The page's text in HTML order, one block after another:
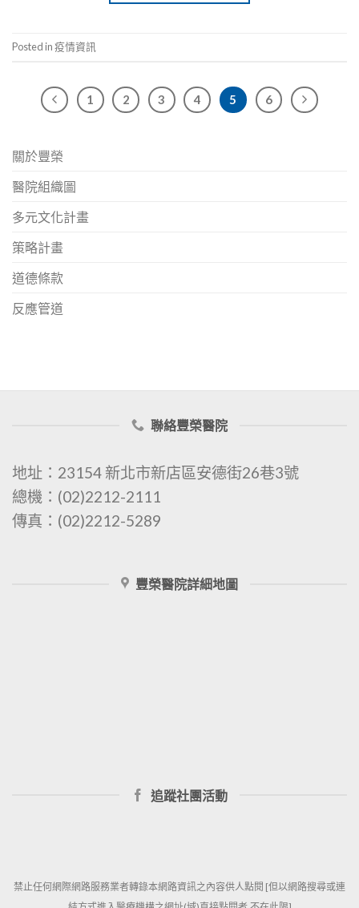
關於豐榮
醫院組織圖
多元文化計畫
策略計畫
道德條款
反應管道
Posted in疫情資訊
1 2 3 4 5 6
聯絡豐榮醫院
地址：23154 新北市新店區安德街26巷3號
總機：(02)2212-2111
傳真：(02)2212-5289
豐榮醫院詳細地圖
追蹤社團活動
禁止任何網際網路服務業者轉錄本網路資訊之內容供人點閱 [但以網路搜尋或連